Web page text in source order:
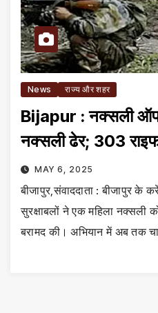
News राज्य और शहर
Bijapur : नक्सली
नक्सली ढेर; 303
MAY 6, 2025
बीजापुर,संवाददाता : बीजापुर के
सुरक्षाबलों ने एक महिला नक्सली
बरामद की। अभियान में अब तक